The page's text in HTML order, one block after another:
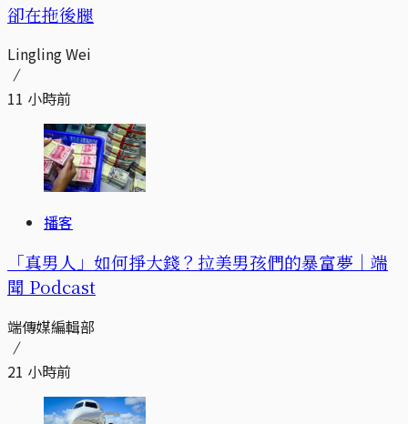
卻在拖後腿
Lingling Wei
11 小時前
播客
「真男人」如何掙大錢？拉美男孩們的暴富夢｜端
聞 Podcast
端傳媒編輯部
21 小時前